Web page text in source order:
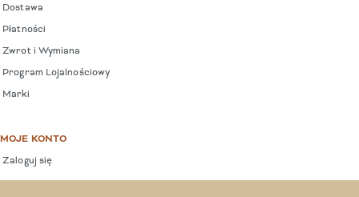
Dostawa
Płatności
Zwrot i Wymiana
Program Lojalnościowy
Marki
MOJE KONTO
Zaloguj się